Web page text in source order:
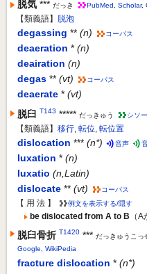
脱気 *** だっき PubMed Scholar,
【類義語】 脱泡
degassing ** (n) コーパス
deaeration * (n)
deairation (n)
degas ** (vt) コーパス
deaerate * (vt)
脱臼 T143 ***** だっきゅう シソ
【類義語】 移行, 転位, 転位置
dislocation *** (n*) 音声
luxation * (n)
luxatio (n,Latin)
dislocate ** (vt) コーパス
【 用 法 】 例文を表示する/隠す
be dislocated from A to B （
脱臼骨折 T1420 *** だっきゅうこっ
Google, WikiPedia
fracture dislocation * (n*)